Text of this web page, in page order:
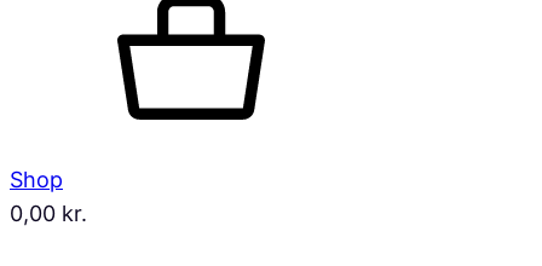
Shop
0,00 kr.